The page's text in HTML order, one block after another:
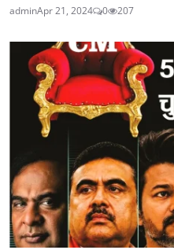
adminApr 21, 2024 0 207